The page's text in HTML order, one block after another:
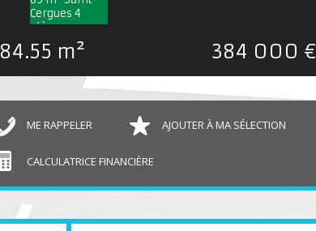
84.55 m² 384 000 €
ME RAPPELER AJOUTER À MA SÉLECTION
CALCULATRICE FINANCIÈRE